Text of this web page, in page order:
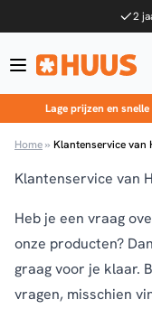
2
Lage prijzen en
Home» Klantenservice van
Klantenservice van
Heb je een vraag
onze producten?
graag voor je klaar.
vragen, misschien